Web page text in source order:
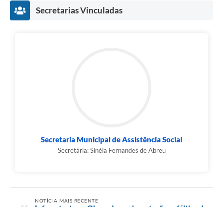
Secretarias Vinculadas
Secretaria Municipal de Assistência Social
Secretária: Sinéia Fernandes de Abreu
NOTÍCIA MAIS RECENTE